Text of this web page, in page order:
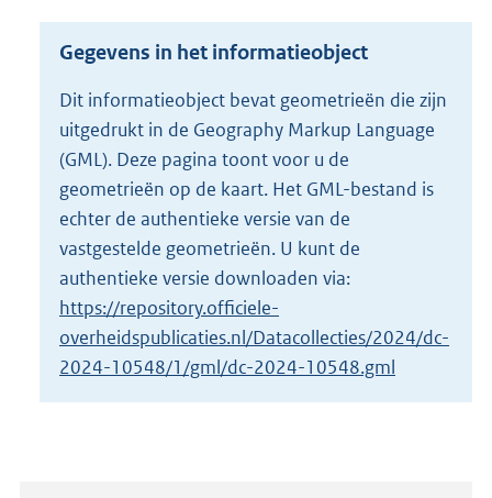
o
t
t
e
:
3
5
,
4
Gegevens in het informatieobject
Dit informatieobject bevat geometrieën die zijn
uitgedrukt in de Geography Markup Language
(GML). Deze pagina toont voor u de
geometrieën op de kaart. Het GML-bestand is
echter de authentieke versie van de
vastgestelde geometrieën. U kunt de
authentieke versie downloaden via:
https://repository.officiele-
overheidspublicaties.nl/Datacollecties/2024/dc-
2024-10548/1/gml/dc-2024-10548.gml